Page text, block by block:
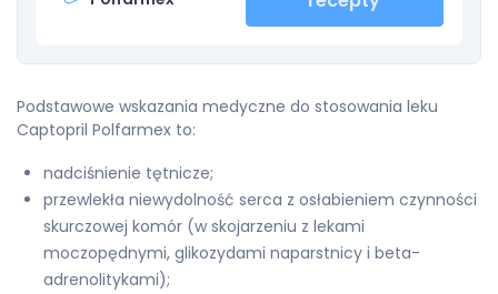
Podstawowe wskazania medyczne do stosowania leku
Captopril Polfarmex to:
nadciśnienie tętnicze;
przewlekła niewydolność serca z osłabieniem czynności
skurczowej komór (w skojarzeniu z lekami
moczopędnymi, glikozydami naparstnicy i beta-
adrenolitykami);